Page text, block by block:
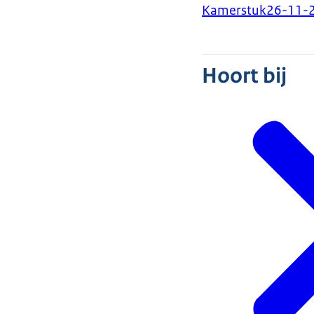
Kamerstuk26-11-
Hoort bij